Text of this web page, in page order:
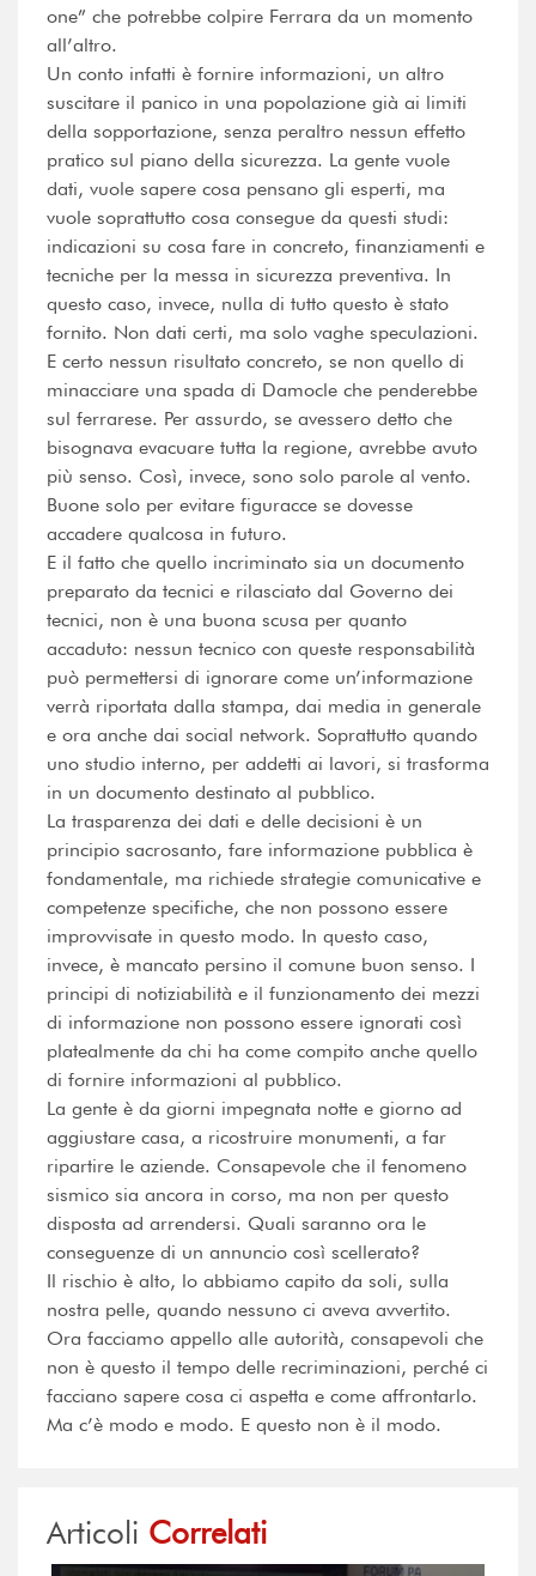
one” che potrebbe colpire Ferrara da un momento
all’altro.
Un conto infatti è fornire informazioni, un altro
suscitare il panico in una popolazione già ai limiti
della sopportazione, senza peraltro nessun effetto
pratico sul piano della sicurezza. La gente vuole
dati, vuole sapere cosa pensano gli esperti, ma
vuole soprattutto cosa consegue da questi studi:
indicazioni su cosa fare in concreto, finanziamenti e
tecniche per la messa in sicurezza preventiva. In
questo caso, invece, nulla di tutto questo è stato
fornito. Non dati certi, ma solo vaghe speculazioni.
E certo nessun risultato concreto, se non quello di
minacciare una spada di Damocle che penderebbe
sul ferrarese. Per assurdo, se avessero detto che
bisognava evacuare tutta la regione, avrebbe avuto
più senso. Così, invece, sono solo parole al vento.
Buone solo per evitare figuracce se dovesse
accadere qualcosa in futuro.
E il fatto che quello incriminato sia un documento
preparato da tecnici e rilasciato dal Governo dei
tecnici, non è una buona scusa per quanto
accaduto: nessun tecnico con queste responsabilità
può permettersi di ignorare come un’informazione
verrà riportata dalla stampa, dai media in generale
e ora anche dai social network. Soprattutto quando
uno studio interno, per addetti ai lavori, si trasforma
in un documento destinato al pubblico.
La trasparenza dei dati e delle decisioni è un
principio sacrosanto, fare informazione pubblica è
fondamentale, ma richiede strategie comunicative e
competenze specifiche, che non possono essere
improvvisate in questo modo. In questo caso,
invece, è mancato persino il comune buon senso. I
principi di notiziabilità e il funzionamento dei mezzi
di informazione non possono essere ignorati così
platealmente da chi ha come compito anche quello
di fornire informazioni al pubblico.
La gente è da giorni impegnata notte e giorno ad
aggiustare casa, a ricostruire monumenti, a far
ripartire le aziende. Consapevole che il fenomeno
sismico sia ancora in corso, ma non per questo
disposta ad arrendersi. Quali saranno ora le
conseguenze di un annuncio così scellerato?
Il rischio è alto, lo abbiamo capito da soli, sulla
nostra pelle, quando nessuno ci aveva avvertito.
Ora facciamo appello alle autorità, consapevoli che
non è questo il tempo delle recriminazioni, perché ci
facciano sapere cosa ci aspetta e come affrontarlo.
Ma c’è modo e modo. E questo non è il modo.
Articoli Correlati